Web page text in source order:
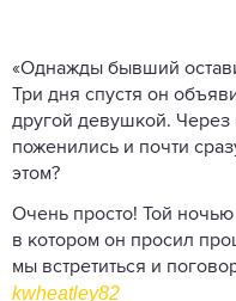
«Однажды бывший
Три дня спустя он
другой девушкой. Через
поженились и почти
этом?
Очень просто! Той
в котором он просил
мы встретиться и
kwheatley82